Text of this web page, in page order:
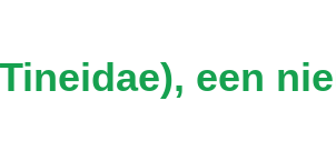
een